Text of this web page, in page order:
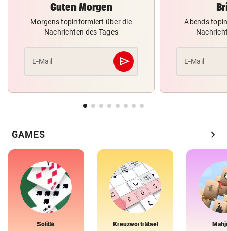
Guten Morgen
Morgens topinformiert über die
Nachrichten des Tages
E-Mail send
Abschicken
Abends
E-Mail
GAMES chevron_right
Solitär Kreuzworträtsel